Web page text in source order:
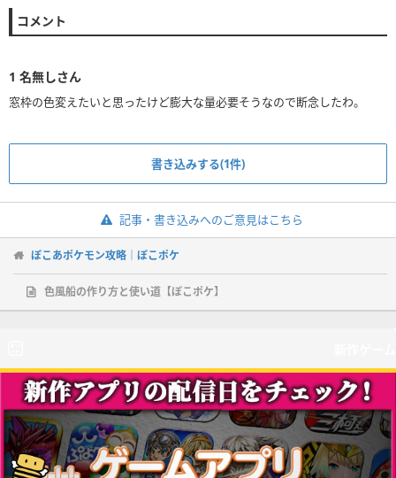
コメント
1 名無しさん
窓枠の色変えたいと思ったけど膨大な量必要そうなので断念したわ。
書き込みする(1件)
記事・書き込みへのご意見はこちら
ぽこあポケモン攻略｜ぽこポケ
色風船の作り方と使い道【ぽこポケ】